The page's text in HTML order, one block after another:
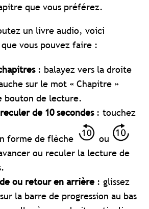
que vous préférez.
un livre audio, voici
vous pouvez faire :
: balayez vers la droite
sur le mot « Chapitre »
bouton de lecture.
de 10 secondes: touchez
forme de flèche
ou
ou reculer la lecture de
ou retour en arrière : glissez
la barre de progression au bas